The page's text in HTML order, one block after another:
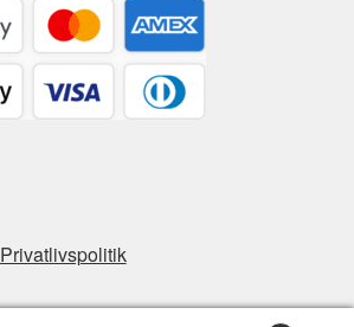
Privatlivspolitik